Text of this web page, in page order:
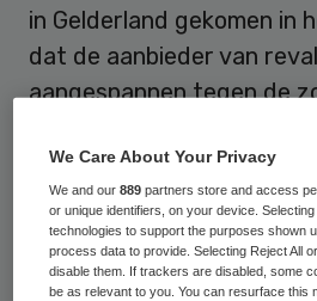
in Gelderland gekomen in
dat de aanbieder van
aangespannen tegen de
aan medisch
in 2017 zou uitbetalen.
onderzoek af dat veel
gedeclareerde zorg
We Care About Your Privacy
We and our889 partners store and access
or unique identifiers, on your device.
technologies to support the purposes shown
process data to provide. Selecting Reject All
disable them. If trackers are disabled, some
be as relevant to you. You can resurface this